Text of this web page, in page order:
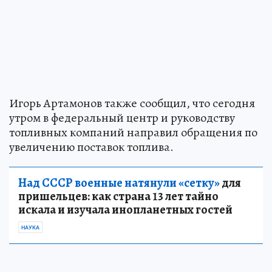
Игорь Артамонов также сообщил, что сегодня
утром в федеральный центр и руководству
топливных компаний направил обращения по
увеличению поставок топлива.
Над СССР военные натянули «сетку»для
пришельцев: как страна 13 лет тайно
искала и изучала инопланетных гостей
НАУКА